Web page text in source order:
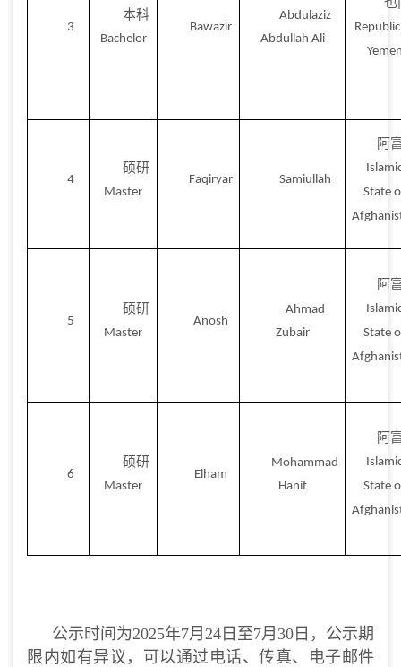
3
本科
Bachelor
Bawazir
Abdulaziz
Abdullah Ali
4
硕研
Master
Faqiryar Samiullah
阿
State
5
硕研
Master
Anosh
Ahmad
Zubair
阿
State
6
硕研
Master
Elham
Mohammad
Hanif
阿
State
公示时间为2025年7月24日至7月30日，公示期
限内如有异议，可以通过电话、传真、电子邮件